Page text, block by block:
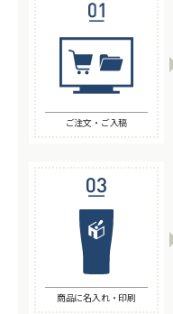
ご注文・ご入稿
商品に名入れ・印刷